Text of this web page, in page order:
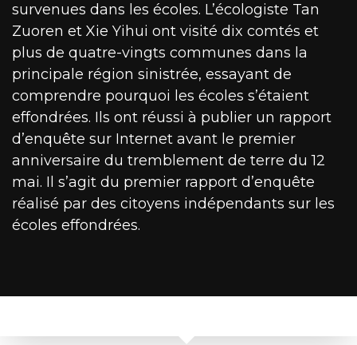
survenues dans les écoles. L’écologiste Tan
Zuoren et Xie Yihui ont visité dix comtés et
plus de quatre-vingts communes dans la
principale région sinistrée, essayant de
comprendre pourquoi les écoles s’étaient
effondrées. Ils ont réussi à publier un rapport
d’enquête sur Internet avant le premier
anniversaire du tremblement de terre du 12
mai. Il s’agit du premier rapport d’enquête
réalisé par des citoyens indépendants sur les
écoles effondrées.